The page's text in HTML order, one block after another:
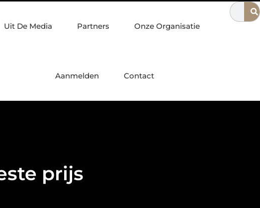
in Nijmegen Waarom een escaperoom ideaal is voor gezinnen
Uit De Media Partners Onze Organisatie
Aanmelden Contact
prijs